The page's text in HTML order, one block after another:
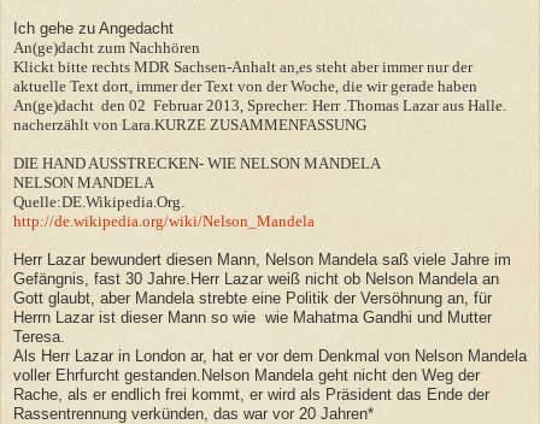
Ich gehe zu Angedacht
An(ge)dacht zum Nachhören
Klickt bitte rechts MDR Sachsen-Anhalt an,es steht aber immer nur der
aktuelle Text dort, immer der Text von der Woche, die wir gerade haben
An(ge)dacht den 02 Februar 2013, Sprecher: Herr .Thomas Lazar aus Halle.
nacherzählt von Lara.KURZE ZUSAMMENFASSUNG
DIE HAND AUSSTRECKEN- WIE NELSON MANDELA
NELSON MANDELA
Quelle:DE.Wikipedia.Org.
http://de.wikipedia.org/wiki/Nelson_Mandela
Herr Lazar bewundert diesen Mann, Nelson Mandela saß viele Jahre im
Gefängnis, fast 30 Jahre.Herr Lazar weiß nicht ob Nelson Mandela an
Gott glaubt, aber Mandela strebte eine Politik der Versöhnung an, für
Herrn Lazar ist dieser Mann so wie wie Mahatma Gandhi und Mutter
Teresa.
Als Herr Lazar in London ar, hat er vor dem Denkmal von Nelson Mandela
voller Ehrfurcht gestanden.Nelson Mandela geht nicht den Weg der
Rache, als er endlich frei kommt, er wird als Präsident das Ende der
Rassentrennung verkünden, das war vor 20 Jahren*